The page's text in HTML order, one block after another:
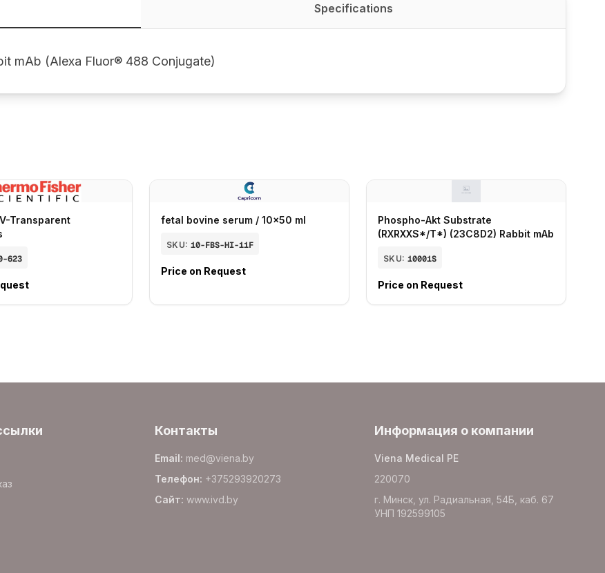
Specifications
mAb (Alexa Fluor® 488 Conjugate)
Transparent
623
fetal bovine serum / 10x50 ml
SKU: 10-FBS-HI-11F
Price on Request
Phospho-Akt Substrate
(RXRXXS*/T*) (23C8D2) Rabbit mAb
SKU: 10001S
Price on Request
Контакты
Email: med@viena.by
Телефон: +375293920273
Сайт: www.ivd.by
Информация о компании
Viena Medical PE
220070
г. Минск, ул. Радиальная, 54Б, каб. 67
УНП 192599105